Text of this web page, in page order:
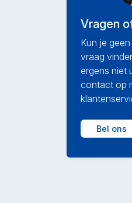
Vragen
Kun je
vraag
ergens niet
contact op
Bel ons